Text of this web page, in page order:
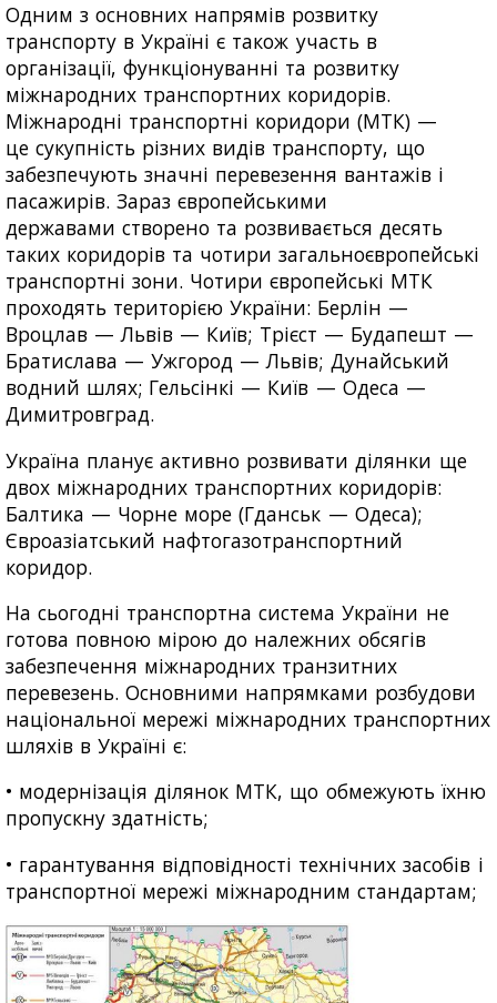
Одним з основних напрямів розвитку
транспорту в Україні є також участь в
організації, функціонуванні та розвитку
міжнародних транспортних коридорів.
Міжнародні транспортні коридори (МТК) —
це сукупність різних видів транспорту, що
забезпечують значні перевезення вантажів і
пасажирів. Зараз європейськими
державами створено та розвивається десять
таких коридорів та чотири загальноєвропейські
транспортні зони. Чотири європейські МТК
проходять територією України: Берлін —
Вроцлав — Львів — Київ; Трієст — Будапешт —
Братислава — Ужгород — Львів; Дунайський
водний шлях; Гельсінкі — Київ — Одеса —
Димитровград.
Україна планує активно розвивати ділянки ще
двох міжнародних транспортних коридорів:
Балтика — Чорне море (Гданськ — Одеса);
Євроазіатський нафтогазотранспортний
коридор.
На сьогодні транспортна система України не
готова повною мірою до належних обсягів
забезпечення міжнародних транзитних
перевезень. Основними напрямками розбудови
національної мережі міжнародних транспортних
шляхів в Україні є:
• модернізація ділянок МТК, що обмежують їхню
пропускну здатність;
• гарантування відповідності технічних засобів і
транспортної мережі міжнародним стандартам;